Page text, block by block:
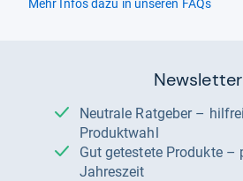
Mehr Infos dazu in unseren FAQs
Newsletter
Neutrale Ratgeber – hilfreich für Ihre
Produktwahl
Gut getestete Produkte – passend zur
Jahreszeit